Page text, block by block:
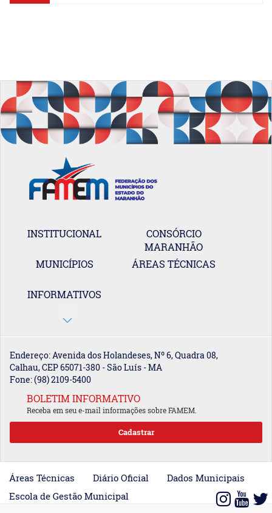
INSTITUCIONAL
CONSÓRCIO
MARANHÃO
MUNICÍPIOS
ÁREAS TÉCNICAS
INFORMATIVOS
Endereço: Avenida dos Holandeses, Nº 6, Quadra 08,
Calhau, CEP 65071-380 - São Luís - MA
Fone: (98) 2109-5400
BOLETIM INFORMATIVO
Receba em seu e-mail informações sobre FAMEM.
Áreas Técnicas Diário Oficial
Dados Municipais
Escola de Gestão Municipal